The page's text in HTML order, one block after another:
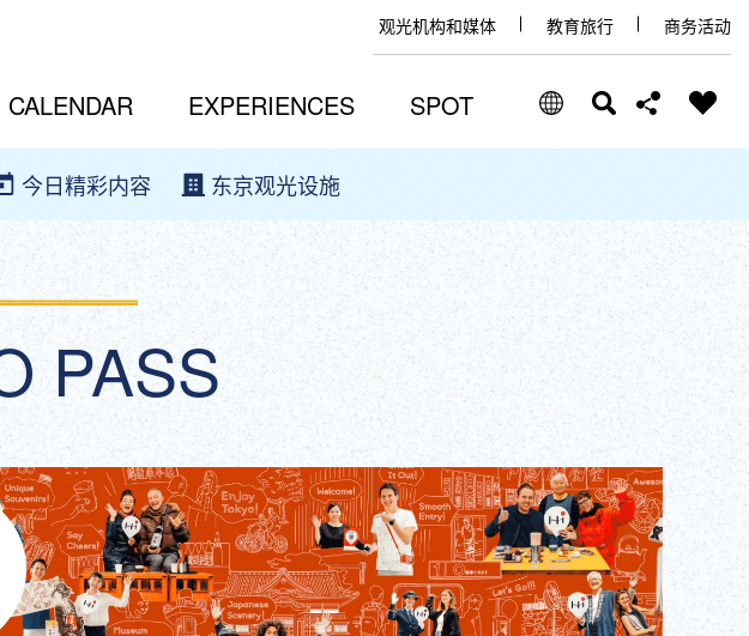
观光机构和媒体 教育旅行 商务活动
CALENDAR EXPERIENCES SPOT
ENGLISH
中文(简体)
中文(繁體/正體)
한글
ภาษาไทย
DEUTSCH
Facebook
X (Twitter)
Email
Copy URL
今日精彩内容 东京观光设施
PASS